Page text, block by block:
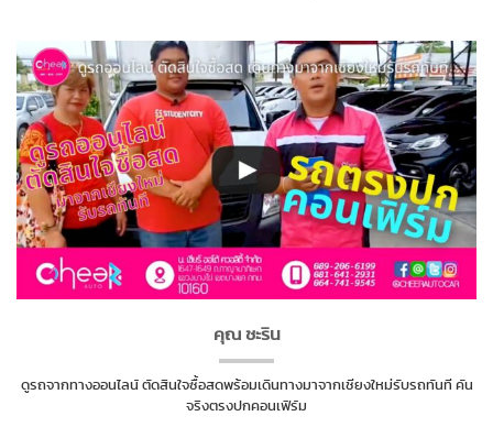
คุณ ชะริน
ดูรถจากทางออนไลน์ ตัดสินใจซื้อสดพร้อมเดินทางมาจากเชียงใหม่รับรถทันที คัน
จริงตรงปกคอนเฟิร์ม